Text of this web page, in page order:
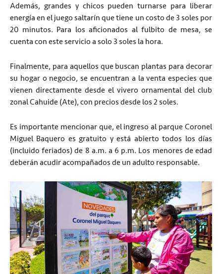
Además, grandes y chicos pueden turnarse para liberar
energía en el juego saltarín que tiene un costo de 3 soles por
20 minutos. Para los aficionados al fulbito de mesa, se
cuenta con este servicio a solo 3 soles la hora.
Finalmente, para aquellos que buscan plantas para decorar
su hogar o negocio, se encuentran a la venta especies que
vienen directamente desde el vivero ornamental del club
zonal Cahuide (Ate), con precios desde los 2 soles.
Es importante mencionar que, el ingreso al parque Coronel
Miguel Baquero es gratuito y está abierto todos los días
(incluido feriados) de 8 a.m. a 6 p.m. Los menores de edad
deberán acudir acompañados de un adulto responsable.